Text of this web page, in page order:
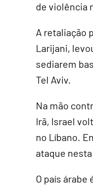
de violência
A retaliação
Larijani,
sediarem
Tel Aviv.
Na mão
Irã, Israel
no Líbano.
ataque
O país